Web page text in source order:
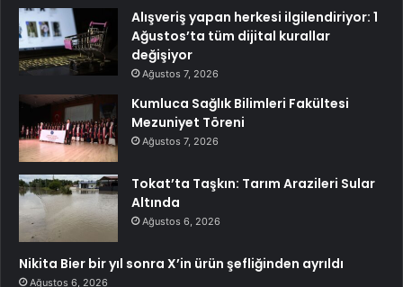
Alışveriş yapan herkesi ilgilendiriyor: 1
Ağustos’ta tüm dijital kurallar
değişiyor
Ağustos 7, 2026
Kumluca Sağlık Bilimleri Fakültesi
Mezuniyet Töreni
Ağustos 7, 2026
Tokat’ta Taşkın: Tarım Arazileri Sular
Altında
Ağustos 6, 2026
Nikita Bier bir yıl sonra X’in ürün şefliğinden ayrıldı
Ağustos 6, 2026